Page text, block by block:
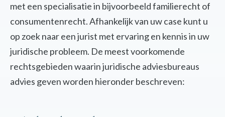
met een specialisatie in bijvoorbeeld familierecht of
consumentenrecht. Afhankelijk van uw case kunt u
op zoek naar een jurist met ervaring en kennis in uw
juridische probleem. De meest voorkomende
rechtsgebieden waarin juridische adviesbureaus
advies geven worden hieronder beschreven: